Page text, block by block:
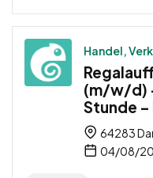
Handel,
(m/w/d)
Stunde
64283
04/08/